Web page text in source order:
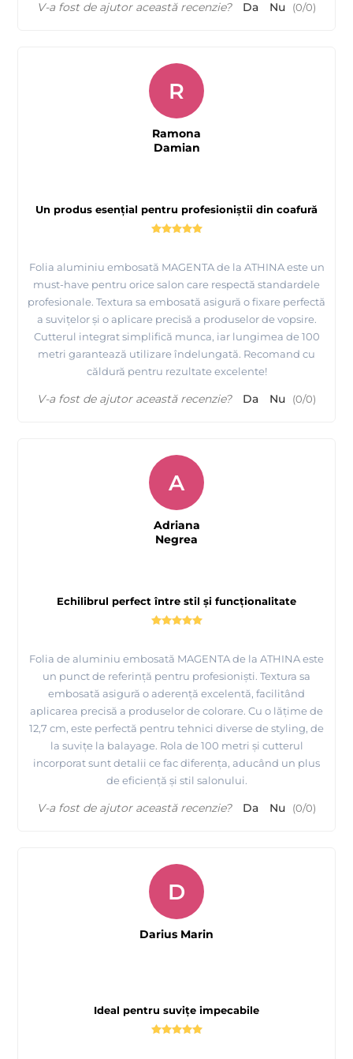
V-a fost de ajutor această recenzie? Da Nu (0/0)
Un produs esențial pentru profesioniștii din coafură
Folia aluminiu embosată MAGENTA de la ATHINA este un
must-have pentru orice salon care respectă standardele
profesionale. Textura sa embosată asigură o fixare perfectă
a suvițelor și o aplicare precisă a produselor de vopsire.
Cutterul integrat simplifică munca, iar lungimea de 100
metri garantează utilizare îndelungată. Recomand cu
căldură pentru rezultate excelente!
R
Ramona
Damian
V-a fost de ajutor această recenzie? Da Nu (0/0)
Echilibrul perfect între stil și funcționalitate
Folia de aluminiu embosată MAGENTA de la ATHINA este
un punct de referință pentru profesioniști. Textura sa
embosată asigură o aderență excelentă, facilitând
aplicarea precisă a produselor de colorare. Cu o lățime de
12,7 cm, este perfectă pentru tehnici diverse de styling, de
la suvițe la balayage. Rola de 100 metri și cutterul
incorporat sunt detalii ce fac diferența, aducând un plus
de eficiență și stil salonului.
A
Adriana
Negrea
V-a fost de ajutor această recenzie? Da Nu (0/0)
Ideal pentru suvițe impecabile
D
Darius Marin